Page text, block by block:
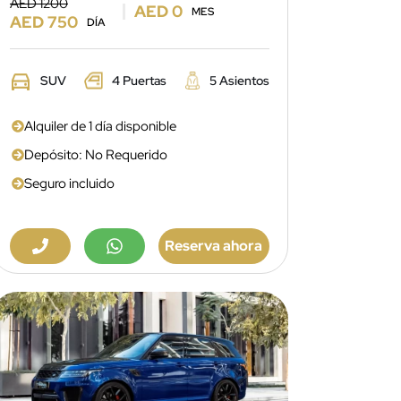
AED 750 DÍA
AED 0 MES
SUV 4 Puertas 5 Asientos
Alquiler de 1 día disponible
Depósito: No Requerido
Seguro incluido
Reserva ahora